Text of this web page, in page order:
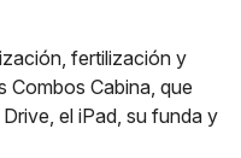
fertilización y
Cabina, que
el iPad, su funda y